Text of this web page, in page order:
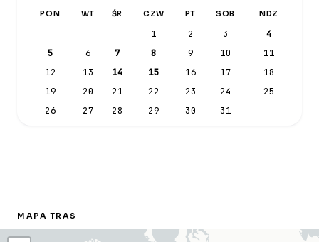
PON WT ŚR CZW PT SOB NDZ
1 2 3
4
5
6 7 8 9 10
11
12
13 14 15 16 17
18
19
20 21 22 23 24
25
26
27 28 29 30 31
MAPA TRAS